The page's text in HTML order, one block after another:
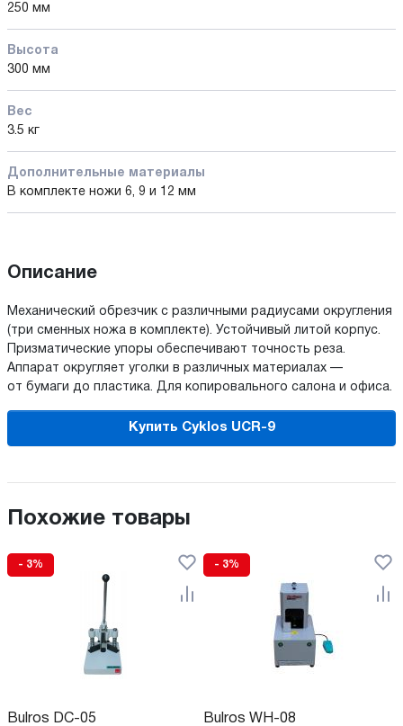
250 мм
Высота
300 мм
Вес
3.5 кг
Дополнительные материалы
В комплекте ножи 6, 9 и 12 мм
Описание
Механический обрезчик с различными радиусами округления
(три сменных ножа в комплекте). Устойчивый литой корпус.
Призматические упоры обеспечивают точность реза.
Аппарат округляет уголки в различных материалах —
от бумаги до пластика. Для копировального салона и офиса.
Купить Cyklos UCR-9
Похожие товары
- 3%
Bulros DC-05
- 3%
Bulros WH-08